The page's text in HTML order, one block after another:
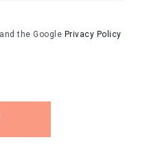
the Google Privacy Policy